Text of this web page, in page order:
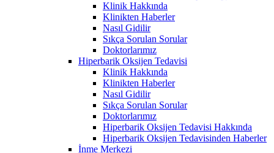
Klinik Hakkında
Klinikten Haberler
Nasıl Gidilir
Sıkça Sorulan Sorular
Doktorlarımız
Hiperbarik Oksijen Tedavisi
Klinik Hakkında
Klinikten Haberler
Nasıl Gidilir
Sıkça Sorulan Sorular
Doktorlarımız
Hiperbarik Oksijen Tedavisi Hakkında
Hiperbarik Oksijen Tedavisinden Haberler
İnme Merkezi